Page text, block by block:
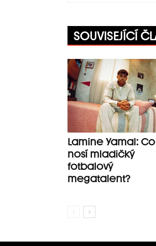
SOUVISEJÍCÍ
Lamine Yamal: Co
nosí mladičký
fotbalový
megatalent?